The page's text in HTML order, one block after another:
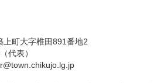
上町大字椎田891番地2
代表）